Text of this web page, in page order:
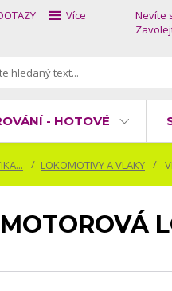
Více
Nevíte
- HOTOVÉ
LOKOMOTIVY A VLAKY